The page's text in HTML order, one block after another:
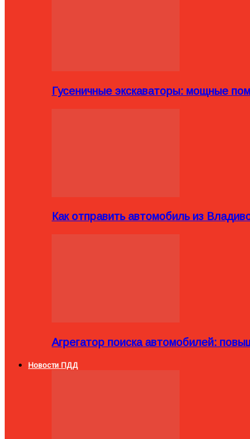
Гусеничные экскаваторы: мощные
Как отправить автомобиль из
Агрегатор поиска автомобилей:
Новости ПДД